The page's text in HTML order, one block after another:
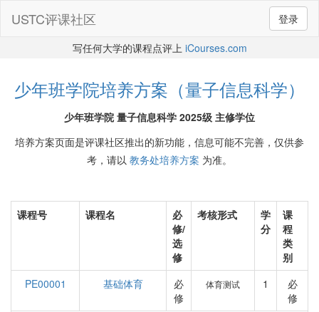
登录
USTC评课社区
写任何大学的课程点评上 iCourses.com
少年班学院培养方案（量子信息科学）
少年班学院 量子信息科学 2025级 主修学位
培养方案页面是评课社区推出的新功能，信息可能不完善，仅供参
考，请以 教务处培养方案 为准。
课程号 课程名
必
修/
选
修
考核形式
学
分
课
程
类
别
PE00001
基础体育
必
修
体育测试 1
必
修